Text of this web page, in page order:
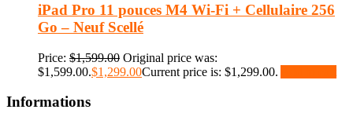
iPad Pro 11 pouces M4 Wi-Fi + Cellulaire 256
Go – Neuf Scellé
Price: $1,599.00 Original price was:
$1,599.00.$1,299.00Current price is: $1,299.00.
Informations